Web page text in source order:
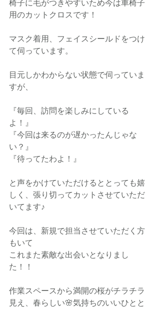
椅子に毛がつきやすいため今は車椅子
用のカットクロスです！
マスク着用、フェイスシールドをつけ
て伺っています。
目元しかわからない状態で伺っていま
すが、
『毎回、訪問を楽しみにしている
よ！』
『今回は来るのが遅かったんじゃな
い？』
『待ってたわよ！』
と声をかけていただけるととっても嬉
しく、張り切ってカットさせていただ
いてます♪
今回は、新規で担当させていただく方
もいて
これまた素敵な出会いとなりまし
た！！
作業スペースから満開の桜がチラチラ
見え、春らしい🌸気持ちのいいひとと